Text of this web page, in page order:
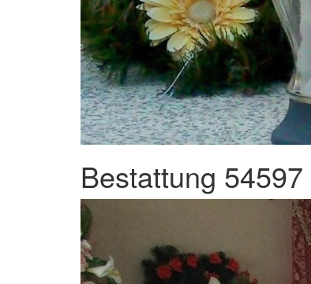
Bestattung